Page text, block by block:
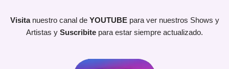
Visita nuestro canal de YOUTUBEpara ver nuestros Shows y
Artistas y Suscribite para estar siempre actualizado.